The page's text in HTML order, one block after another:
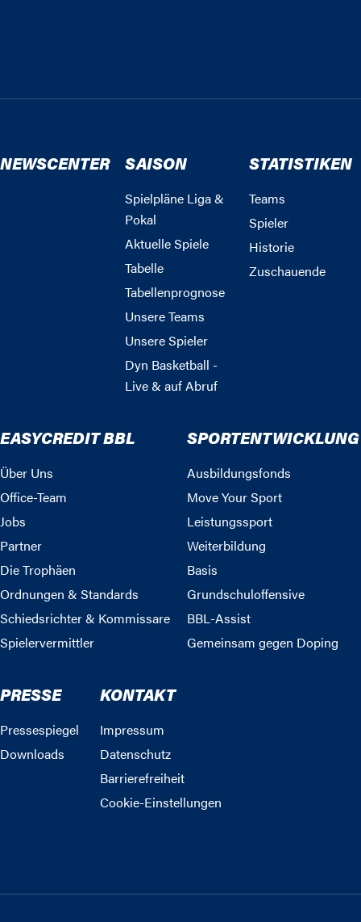
NEWSCENTER SAISON
Spielpläne Liga &
Pokal
Aktuelle Spiele
Tabelle
Tabellenprognose
Unsere Teams
Unsere Spieler
Dyn Basketball -
Live & auf Abruf
STATISTIKEN
Teams
Spieler
Historie
Zuschauende
EASYCREDIT BBL
Über Uns
Office-Team
Jobs
Partner
Die Trophäen
Ordnungen & Standards
Schiedsrichter & Kommissare
Spielervermittler
SPORTENTWICKLUNG
Ausbildungsfonds
Move Your Sport
Leistungssport
Weiterbildung
Basis
Grundschuloffensive
BBL-Assist
Gemeinsam gegen Doping
PRESSE
Pressespiegel
Downloads
KONTAKT
Impressum
Datenschutz
Barrierefreiheit
Cookie-Einstellungen